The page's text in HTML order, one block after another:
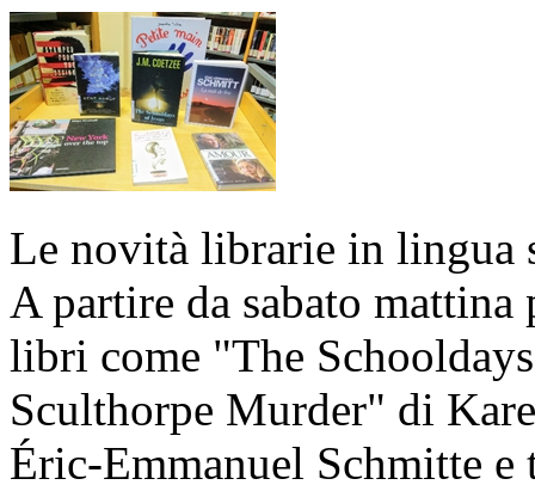
Le novità librarie in lingua
A partire da sabato
libri come "The
Sculthorpe Murder" di
Éric-Emmanuel Schmitte